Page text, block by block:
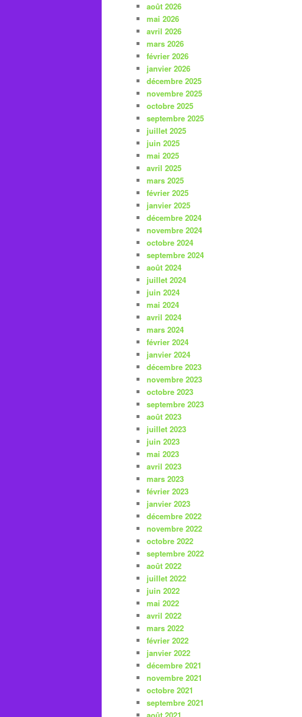
août 2026
mai 2026
avril 2026
mars 2026
février 2026
janvier 2026
décembre 2025
novembre 2025
octobre 2025
septembre 2025
juillet 2025
juin 2025
mai 2025
avril 2025
mars 2025
février 2025
janvier 2025
décembre 2024
novembre 2024
octobre 2024
septembre 2024
août 2024
juillet 2024
juin 2024
mai 2024
avril 2024
mars 2024
février 2024
janvier 2024
décembre 2023
novembre 2023
octobre 2023
septembre 2023
août 2023
juillet 2023
juin 2023
mai 2023
avril 2023
mars 2023
février 2023
janvier 2023
décembre 2022
novembre 2022
octobre 2022
septembre 2022
août 2022
juillet 2022
juin 2022
mai 2022
avril 2022
mars 2022
février 2022
janvier 2022
décembre 2021
novembre 2021
octobre 2021
septembre 2021